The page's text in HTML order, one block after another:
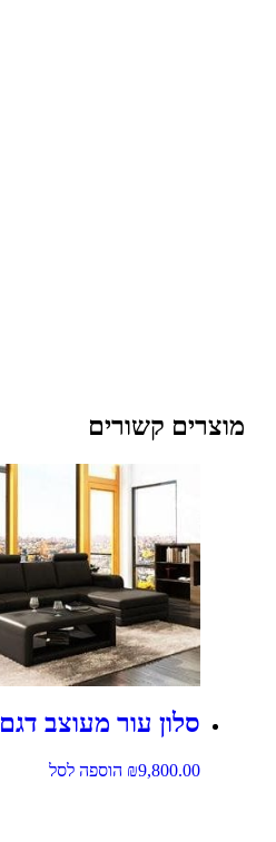
מוצרים קשורים
סלון עור מעוצב דגם 3131
₪9,800.00 הוספה לסל